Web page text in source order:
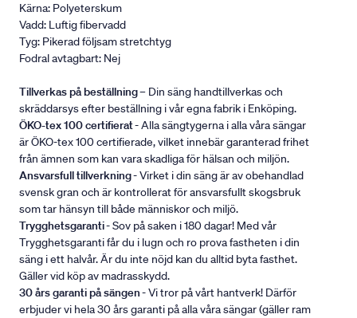
Kärna: Polyeterskum
Vadd: Luftig fibervadd
Tyg: Pikerad följsam stretchtyg
Fodral avtagbart: Nej
Tillverkas på beställning– Din säng handtillverkas och
skräddarsys efter beställning i vår egna fabrik i Enköping.
ÖKO-tex 100 certifierat- Alla sängtygerna i alla våra sängar
är ÖKO-tex 100 certifierade, vilket innebär garanterad frihet
från ämnen som kan vara skadliga för hälsan och miljön.
Ansvarsfull tillverkning- Virket i din säng är av obehandlad
svensk gran och är kontrollerat för ansvarsfullt skogsbruk
som tar hänsyn till både människor och miljö.
Trygghetsgaranti- Sov på saken i 180 dagar! Med vår
Trygghetsgaranti får du i lugn och ro prova fastheten i din
säng i ett halvår. Är du inte nöjd kan du alltid byta fasthet.
Gäller vid köp av madrasskydd.
30 års garanti på sängen- Vi tror på vårt hantverk! Därför
erbjuder vi hela 30 års garanti på alla våra sängar (gäller ram